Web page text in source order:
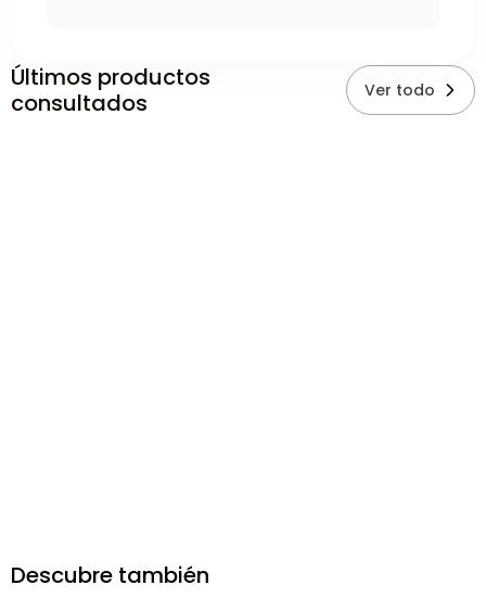
Últimos productos
consultados
Ver todo
Descubre también